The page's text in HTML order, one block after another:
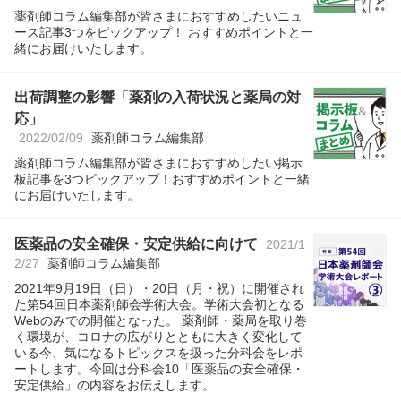
薬剤師コラム編集部が皆さまにおすすめしたいニュ
ース記事3つをピックアップ！ おすすめポイントと一
緒にお届けいたします。
出荷調整の影響「薬剤の入荷状況と薬局の対
応」
2022/02/09 薬剤師コラム編集部
薬剤師コラム編集部が皆さまにおすすめしたい掲示
板記事を3つピックアップ！おすすめポイントと一緒
にお届けいたします。
医薬品の安全確保・安定供給に向けて
2021/1
2/27
薬剤師コラム編集部
2021年9月19日（日）・20日（月・祝）に開催され
た第54回日本薬剤師会学術大会。学術大会初となる
Webのみでの開催となった。 薬剤師・薬局を取り巻
く環境が、コロナの広がりとともに大きく変化して
いる今、気になるトピックスを扱った分科会をレポ
ートします。今回は分科会10「医薬品の安全確保・
安定供給」の内容をお伝えします。